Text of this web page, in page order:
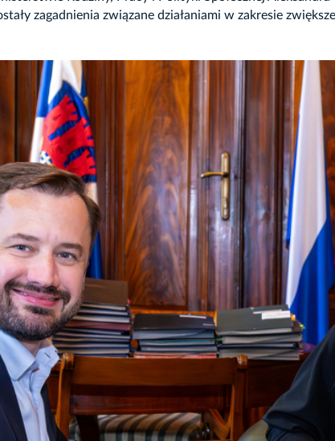
zagadnienia związane działaniami w zakresie